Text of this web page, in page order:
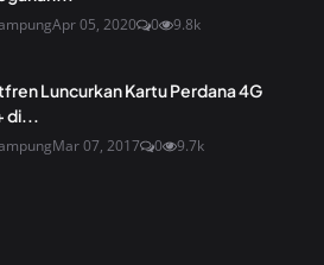
Apr 05, 2020 0 9.8k
Luncurkan Kartu Perdana 4G
di...
Mar 07, 2017 0 9.7k